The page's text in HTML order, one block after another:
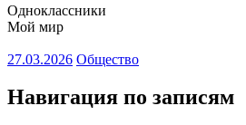
Одноклассники
Мой мир
27.03.2026 Общество
Навигация по записям